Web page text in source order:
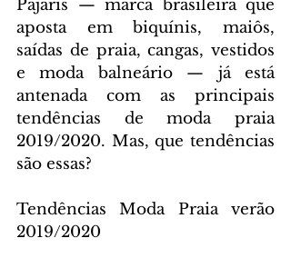
Pajaris — marca brasileira que
aposta em biquínis, maiôs,
saídas de praia, cangas, vestidos
e moda balneário — já está
antenada com as principais
tendências de moda praia
2019/2020. Mas, que tendências
são essas?
Tendências Moda Praia verão
2019/2020